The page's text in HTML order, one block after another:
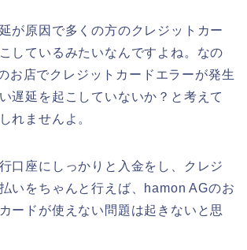
が原因で多くの方のクレジットカー
しているみたいなんですよね。なの
お店でクレジットカードエラーが発生
遅延を起こしていないか？と考えて
れませんよ。
口座にしっかりと入金をし、クレジ
いをちゃんと行えば、hamon AGのお
ードが使えない問題は起きないと思